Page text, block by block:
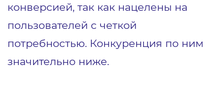
конверсией, так как нацелены на
пользователей с четкой
потребностью. Конкуренция по ним
значительно ниже.